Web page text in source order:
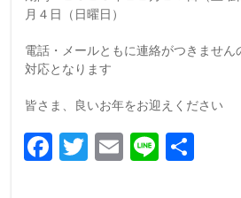
月４日（日曜日）
電話・メールともに連絡がつきませ
対応となります
皆さま、良いお年をお迎えください
Facebook
Twitter
Email
Line